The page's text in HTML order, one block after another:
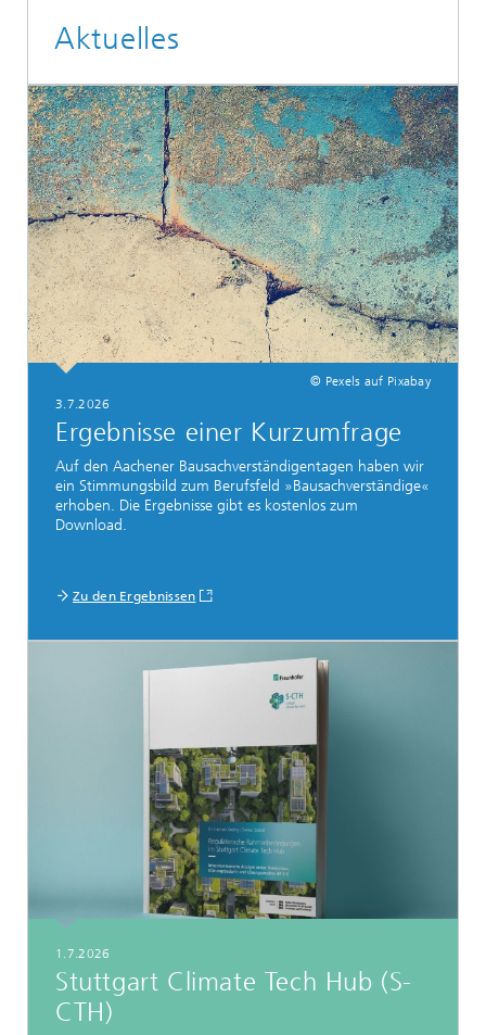
Aktuelles
© Pexels auf Pixabay
3.7.2026
Ergebnisse einer Kurzumfrage
Auf den Aachener Bausachverständigentagen haben wir
ein Stimmungsbild zum Berufsfeld »Bausachverständige«
erhoben. Die Ergebnisse gibt es kostenlos zum
Download.
Zu den Ergebnissen
1.7.2026
Stuttgart Climate Tech Hub (S-
CTH)